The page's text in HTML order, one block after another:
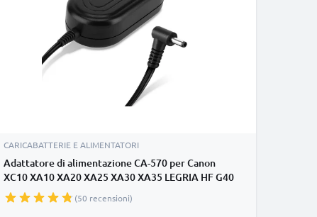
CARICABATTERIE E ALIMENTATORI
Adattatore di alimentazione CA-570 per Canon
XC10 XA10 XA20 XA25 XA30 XA35 LEGRIA HF G40
G25 G30 HF200 FS200 FS300 FS306 VIXIA HF G20
G10 HV30 HF10 HF20 HG10 HG20 ZR500 batteria
(50 recensioni)